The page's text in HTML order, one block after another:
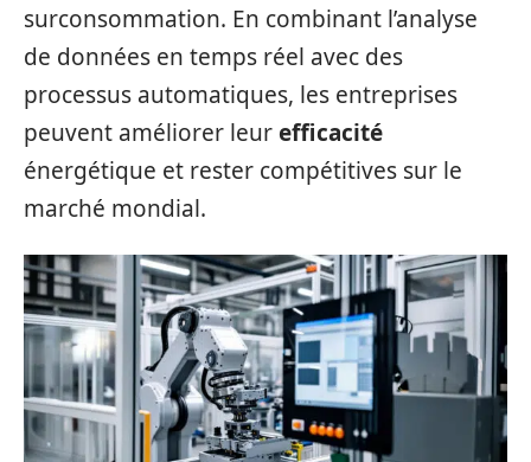
surconsommation. En combinant l’analyse
de données en temps réel avec des
processus automatiques, les entreprises
peuvent améliorer leurefficacité
énergétique et rester compétitives sur le
marché mondial.